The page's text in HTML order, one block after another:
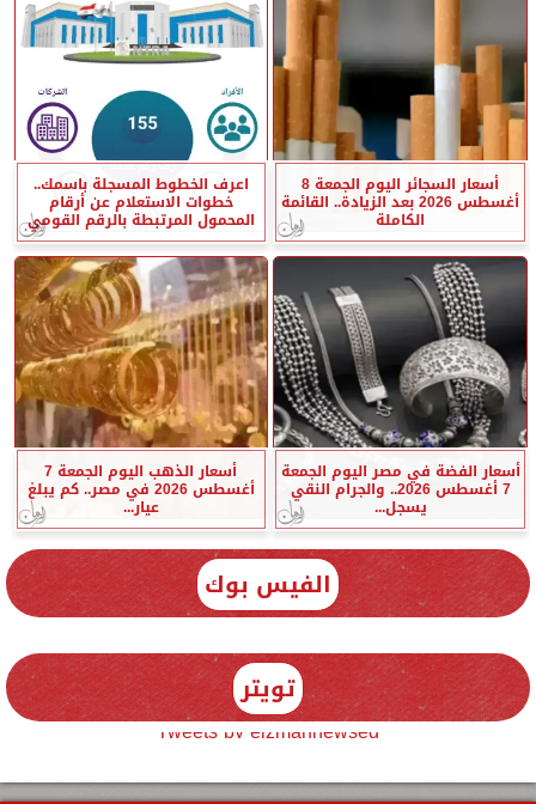
أسعار السجائر اليوم الجمعة 8
أغسطس 2026 بعد الزيادة.. القائمة
الكاملة
اعرف الخطوط المسجلة باسمك..
خطوات الاستعلام عن أرقام
المحمول المرتبطة بالرقم القومي
أسعار الفضة في مصر اليوم الجمعة
7 أغسطس 2026.. والجرام النقي
يسجل...
أسعار الذهب اليوم الجمعة 7
أغسطس 2026 في مصر.. كم يبلغ
عيار...
الفيس بوك
تويتر
Tweets by elzmannewseg